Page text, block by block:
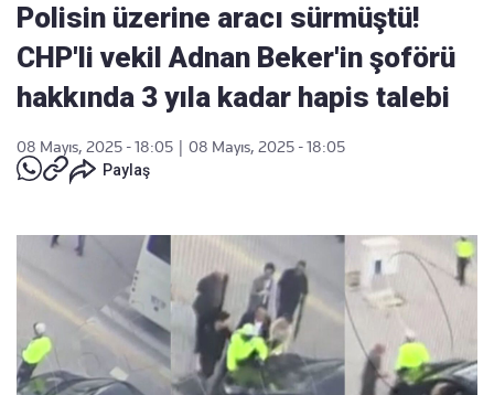
Polisin üzerine aracı sürmüştü!
CHP'li vekil Adnan Beker'in şoförü
hakkında 3 yıla kadar hapis talebi
08 Mayıs, 2025 - 18:05
08 Mayıs, 2025 - 18:05
Paylaş